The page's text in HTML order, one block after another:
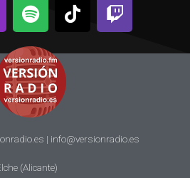
| info@versionradio.es
(Alicante)